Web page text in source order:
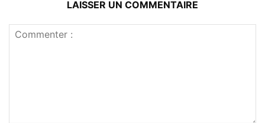
LAISSER UN COMMENTAIRE